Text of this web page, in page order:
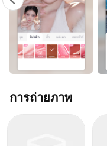
การถ่ายภาพ